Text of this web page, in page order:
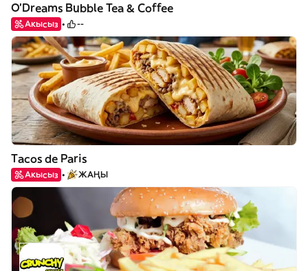
O'Dreams Bubble Tea & Coffee
Акысыз --
Tacos de Paris
Акысыз ЖАҢЫ